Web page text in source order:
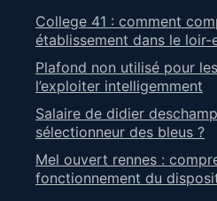
College 41 : comment
établissement dans le loir-
Plafond non utilisé pour
l’exploiter intelligemment
Salaire de didier
sélectionneur des bleus ?
Mel ouvert rennes :
fonctionnement du